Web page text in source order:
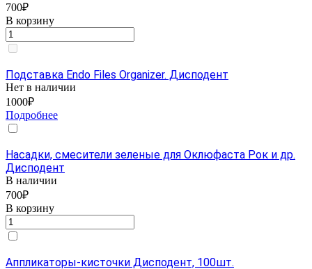
700₽
В корзину
Подставка Endo Files Organizer. Дисподент
Нет в наличии
1000₽
Подробнее
Насадки, смесители зеленые для Оклюфаста Рок и др.
Дисподент
В наличии
700₽
В корзину
Аппликаторы-кисточки Дисподент, 100шт.